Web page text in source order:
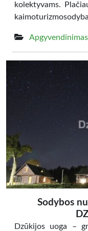
kolektyvams.
Apgyvendinimas
Sodybos
Dzūkijos uoga –